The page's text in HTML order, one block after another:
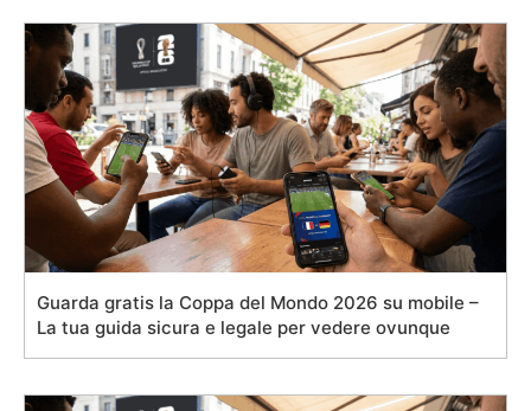
Guarda gratis la Coppa del Mondo 2026 su mobile –
La tua guida sicura e legale per vedere ovunque